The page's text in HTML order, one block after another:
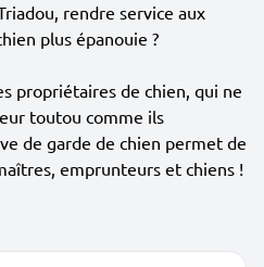
rendre service aux
plus épanouie ?
propriétaires de chien, qui ne
toutou comme ils
de garde de chien permet de
emprunteurs et chiens !